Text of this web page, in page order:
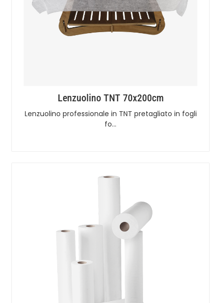
Lenzuolino TNT 70x200cm
Lenzuolino professionale in TNT pretagliato in fogli
fo…